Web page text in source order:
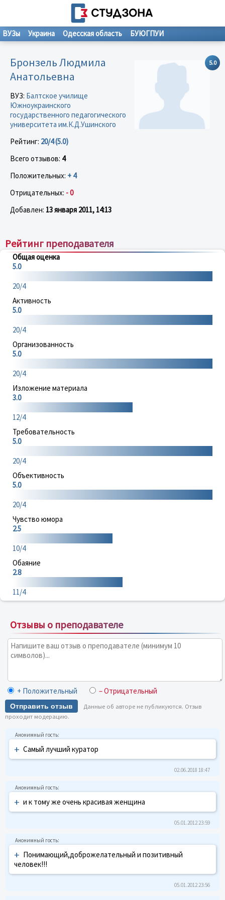
ВУЗы Украина Одесская область БУЮГПУИ
5.0
Бронзель Людмила
Анатольевна
ВУЗ: Балтское училище
Южноукраинского
государственного педагогического
университета им.К.Д.Ушинского
Рейтинг: 20/4 (5.0)
Всего отзывов: 4
Положительных: + 4
Отрицательных: - 0
Добавлен: 13 января 2011, 14:13
Рейтинг преподавателя
Общая оценка
5.0
20/4
Активность
5.0
20/4
Организованность
5.0
20/4
Изложение материала
3.0
12/4
Требовательность
5.0
20/4
Объективность
5.0
20/4
Чувство юмора
2.5
10/4
Обаяние
2.8
11/4
Отзывы о преподавателе
+ Положительный – Отрицательный
Отправить отзыв
Данные об авторе не публикуются. Отзыв
проходит модерацию.
+ Самый лучший куратор
02.06.2018 18:47
+ и к тому же очень красивая женщина
05.01.2012 23:59
+ Понимающий,доброжелательный и позитивный
человек!!!
05.01.2012 23:56